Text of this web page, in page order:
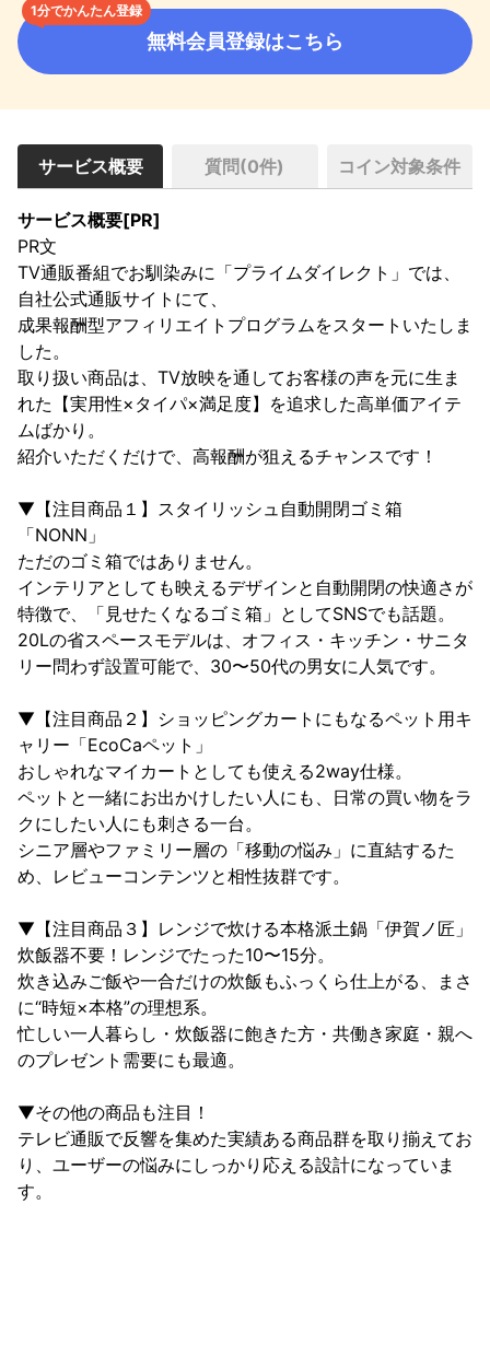
1分でかんたん登録
無料会員登録はこちら
サービス概要 質問(0件) コイン対象条件
サービス概要[PR]
PR文
TV通販番組でお馴染みに「プライムダイレクト」では、
自社公式通販サイトにて、
成果報酬型アフィリエイトプログラムをスタートいたしま
した。
取り扱い商品は、TV放映を通してお客様の声を元に生ま
れた【実用性×タイパ×満足度】を追求した高単価アイテ
ムばかり。
紹介いただくだけで、高報酬が狙えるチャンスです！
▼【注目商品１】スタイリッシュ自動開閉ゴミ箱
「NONN」
ただのゴミ箱ではありません。
インテリアとしても映えるデザインと自動開閉の快適さが
特徴で、「見せたくなるゴミ箱」としてSNSでも話題。
20Lの省スペースモデルは、オフィス・キッチン・サニタ
リー問わず設置可能で、30〜50代の男女に人気です。
▼【注目商品２】ショッピングカートにもなるペット用キ
ャリー「EcoCaペット」
おしゃれなマイカートとしても使える2way仕様。
ペットと一緒にお出かけしたい人にも、日常の買い物をラ
クにしたい人にも刺さる一台。
シニア層やファミリー層の「移動の悩み」に直結するた
め、レビューコンテンツと相性抜群です。
▼【注目商品３】レンジで炊ける本格派土鍋「伊賀ノ匠」
炊飯器不要！レンジでたった10〜15分。
炊き込みご飯や一合だけの炊飯もふっくら仕上がる、まさ
に“時短×本格”の理想系。
忙しい一人暮らし・炊飯器に飽きた方・共働き家庭・親へ
のプレゼント需要にも最適。
▼その他の商品も注目！
テレビ通販で反響を集めた実績ある商品群を取り揃えてお
り、ユーザーの悩みにしっかり応える設計になっていま
す。